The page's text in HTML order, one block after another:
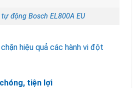
động Bosch EL800A EU
hiệu quả các hành vi đột
tiện lợi